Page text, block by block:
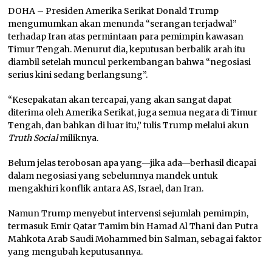
DOHA – Presiden Amerika Serikat Donald Trump
mengumumkan akan menunda “serangan terjadwal”
terhadap Iran atas permintaan para pemimpin kawasan
Timur Tengah. Menurut dia, keputusan berbalik arah itu
diambil setelah muncul perkembangan bahwa “negosiasi
serius kini sedang berlangsung”.
“Kesepakatan akan tercapai, yang akan sangat dapat
diterima oleh Amerika Serikat, juga semua negara di Timur
Tengah, dan bahkan di luar itu,” tulis Trump melalui akun
Truth Socialmiliknya.
Belum jelas terobosan apa yang—jika ada—berhasil dicapai
dalam negosiasi yang sebelumnya mandek untuk
mengakhiri konflik antara AS, Israel, dan Iran.
Namun Trump menyebut intervensi sejumlah pemimpin,
termasuk Emir Qatar Tamim bin Hamad Al Thani dan Putra
Mahkota Arab Saudi Mohammed bin Salman, sebagai faktor
yang mengubah keputusannya.